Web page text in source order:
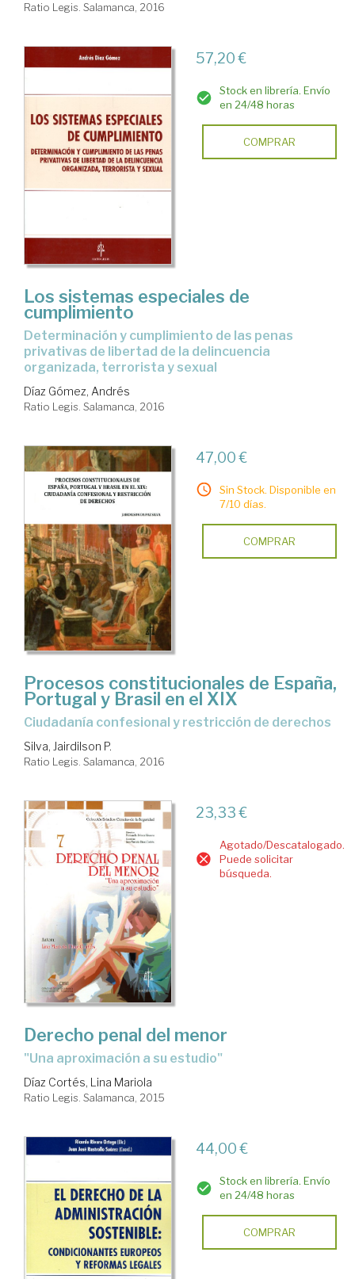
Ratio Legis. Salamanca, 2016
57,20 €
Stock en librería. Envío
en 24/48 horas
COMPRAR
Los sistemas especiales de
cumplimiento
determinación y cumplimiento de las penas
privativas de libertad de la delincuencia
organizada, terrorista y sexual
Díaz Gómez, Andrés
Ratio Legis. Salamanca, 2016
47,00 €
Sin Stock. Disponible en
7/10 días.
COMPRAR
Procesos constitucionales de España,
Portugal y Brasil en el XIX
ciudadanía confesional y restricción de derechos
Silva, Jairdilson P.
Ratio Legis. Salamanca, 2016
23,33 €
Agotado/Descatalogado.
Puede solicitar
búsqueda.
Derecho penal del menor
"una aproximación a su estudio"
Díaz Cortés, Lina Mariola
Ratio Legis. Salamanca, 2015
44,00 €
Stock en librería. Envío
en 24/48 horas
COMPRAR